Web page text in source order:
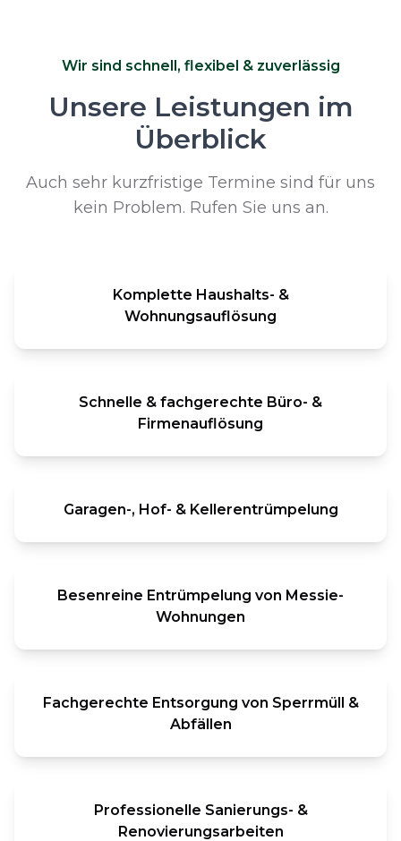
Wir sind schnell, flexibel & zuverlässig
Unsere Leistungen im
Überblick
Auch sehr kurzfristige Termine sind für uns
kein Problem. Rufen Sie uns an.
Komplette Haushalts- &
Wohnungsauflösung
Schnelle & fachgerechte Büro- &
Firmenauflösung
Garagen-, Hof- & Kellerentrümpelung
Besenreine Entrümpelung von Messie-
Wohnungen
Fachgerechte Entsorgung von Sperrmüll &
Abfällen
Professionelle Sanierungs- &
Renovierungsarbeiten